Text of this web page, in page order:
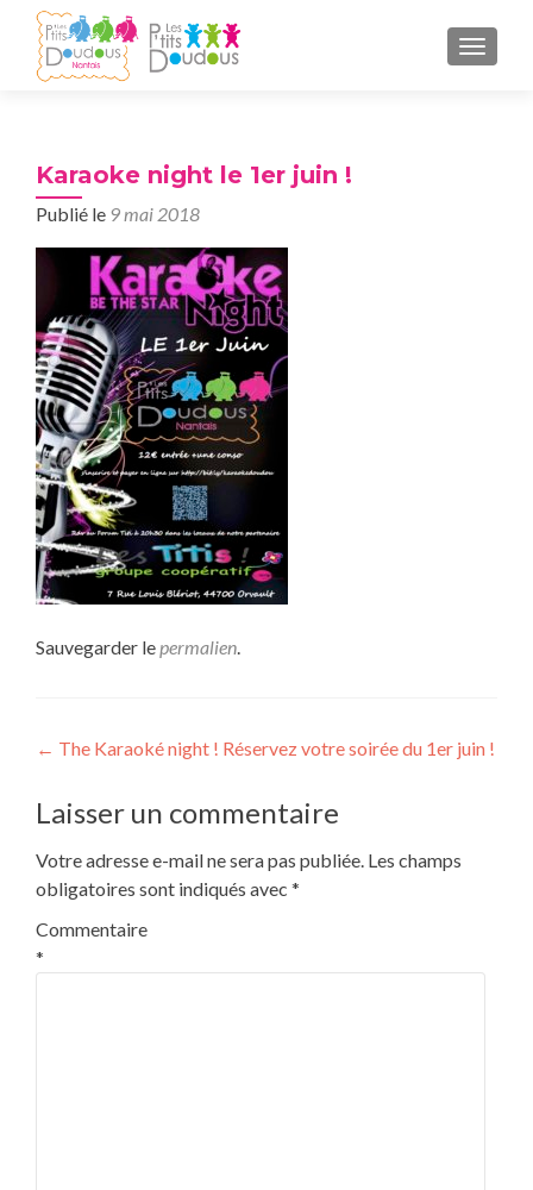
Karaoke night le 1er juin !
Publié le 9 mai 2018
Sauvegarder lepermalien.
Navigation
de
l’article
← The Karaoké night ! Réservez votre soirée du 1er juin !
Laisser un commentaire
Votre adresse e-mail ne sera pas publiée. Les champs
obligatoires sont indiqués avec *
Commentaire
*